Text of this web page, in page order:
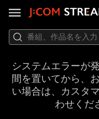
システムエラーが
間を置いてから、
い場合は、カスタ
わせくだ